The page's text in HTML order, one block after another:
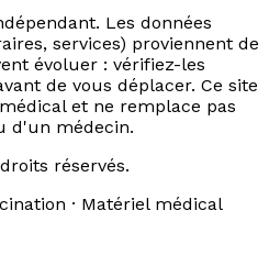
Les données
services) proviennent de
évoluer : vérifiez-les
de vous déplacer. Ce site
et ne remplace pas
d'un médecin.
réservés.
· Matériel médical